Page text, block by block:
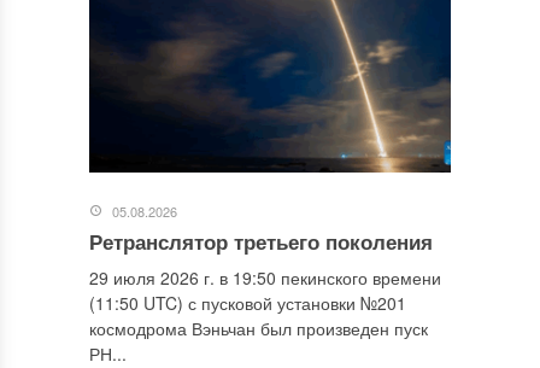
05.08.2026
Ретранслятор третьего поколения
29 июля 2026 г. в 19:50 пекинского времени
(11:50 UTC) с пусковой установки №201
космодрома Вэньчан был произведен пуск
РН...